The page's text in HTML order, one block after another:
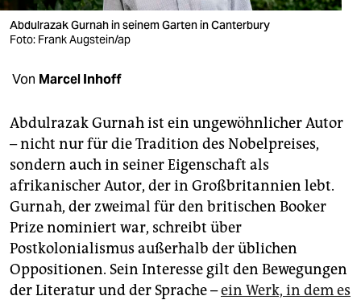
verlag
shop
fragen & hilfe
unterstützen
abo
genossenschaft
epaper login
Abdulrazak Gurnah in seinem Garten in Canterbury
Foto: Frank Augstein/ap
Von Marcel Inhoff
Abdulrazak Gurnah ist ein ungewöhnlicher Autor
– nicht nur für die Tradition des Nobelpreises,
sondern auch in seiner Eigenschaft als
afrikanischer Autor, der in Großbritannien lebt.
Gurnah, der zweimal für den britischen Booker
Prize nominiert war, schreibt über
Postkolonialismus außerhalb der üblichen
Oppositionen. Sein Interesse gilt den Bewegungen
der Literatur und der Sprache –ein Werk, in dem es